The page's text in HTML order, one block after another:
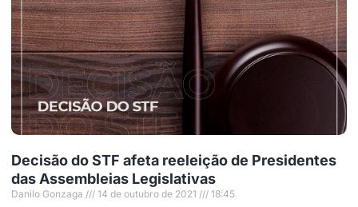
Decisão do STF afeta reeleição de Presidentes
das Assembleias Legislativas
Danilo Gonzaga 14 de outubro de 2021 18:45